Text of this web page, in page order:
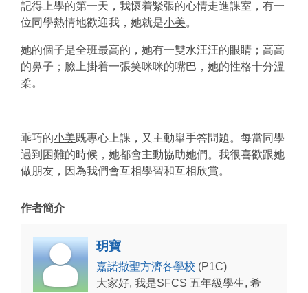
記得上學的第一天，我懷着緊張的心情走進課室，有一
位同學熱情地歡迎我，她就是小美。
她的個子是全班最高的，她有一雙水汪汪的眼睛；高高
的鼻子；臉上掛着一張笑咪咪的嘴巴，她的性格十分溫
柔。
乖巧的小美既專心上課，又主動舉手答問題。每當同學
遇到困難的時候，她都會主動協助她們。我很喜歡跟她
做朋友，因為我們會互相學習和互相欣賞。
作者簡介
玥寶
嘉諾撒聖方濟各學校 (P1C)
大家好, 我是SFCS 五年級學生, 希